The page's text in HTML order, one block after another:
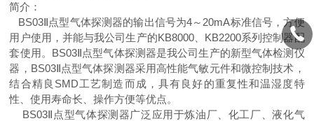
简介：
BS03Ⅱ点型气体探测器的输出信号为4～20mA标准信号，方便
用户使用，并能与我公司生产的KB8000、KB2200系列控制器配
套使用。 BS03Ⅱ点型气体探测器是我公司生产的新型气体检测仪
器，BS03Ⅱ点型气体探测器采用高性能气敏元件和微控制技术，
结合精良SMD工艺制造而成，具有良好的重复性和温湿度特
性、使用寿命长、操作方便等优点。
BS03Ⅱ点型气体探测器广泛应用于炼油厂、化工厂、液化气